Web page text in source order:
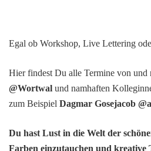
Egal ob Workshop, Live Lettering
Hier findest Du alle Termine von und
@Wortwal und namhaften
zum Beispiel Dagmar Gosejacob
Du hast Lust in die Welt der
Farben einzutauchen und kreative